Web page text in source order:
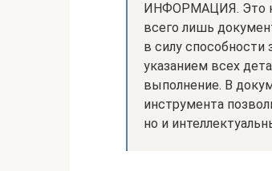
ИНФОРМАЦИЯ. Это
всего лишь
в силу
указанием всех
выполнение. В
инструмента
но и